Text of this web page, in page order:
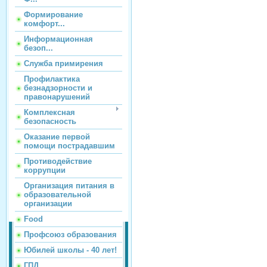
Формирование
комфорт...
Информационная
безоп...
Служба примирения
Профилактика
безнадзорности и
правонарушений
Комплексная
безопасность
Оказание первой
помощи пострадавшим
Противодействие
коррупции
Организация питания в
образовательной
организации
Food
Профсоюз образования
Юбилей школы - 40 лет!